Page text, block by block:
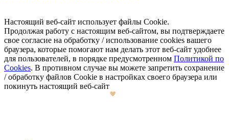
Настоящий веб-сайт использует файлы Cookie.
Продолжая работу с настоящим веб-сайтом, вы подтверждаете
свое согласие на обработку / использование cookies вашего
браузера, которые помогают нам делать этот веб-сайт удобнее
для пользователей, в порядке предусмотренном Политикой по
Cookies. В противном случае вы можете запретить сохранение
/ обработку файлов Cookie в настройках своего браузера или
покинуть настоящий веб-сайт